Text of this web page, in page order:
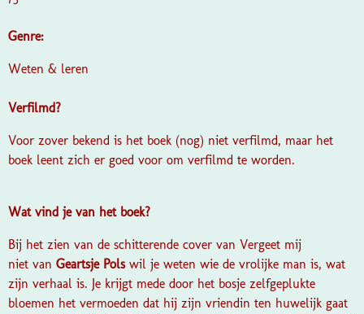
Genre:
Weten & leren
Verfilmd?
Voor zover bekend is het boek (nog) niet verfilmd, maar het
boek leent zich er goed voor om verfilmd te worden.
Wat vind je van het boek?
Bij het zien van de schitterende cover van Vergeet mij
niet van Geartsje Pols wil je weten wie de vrolijke man is, wat
zijn verhaal is. Je krijgt mede door het bosje zelfgeplukte
bloemen het vermoeden dat hij zijn vriendin ten huwelijk gaat